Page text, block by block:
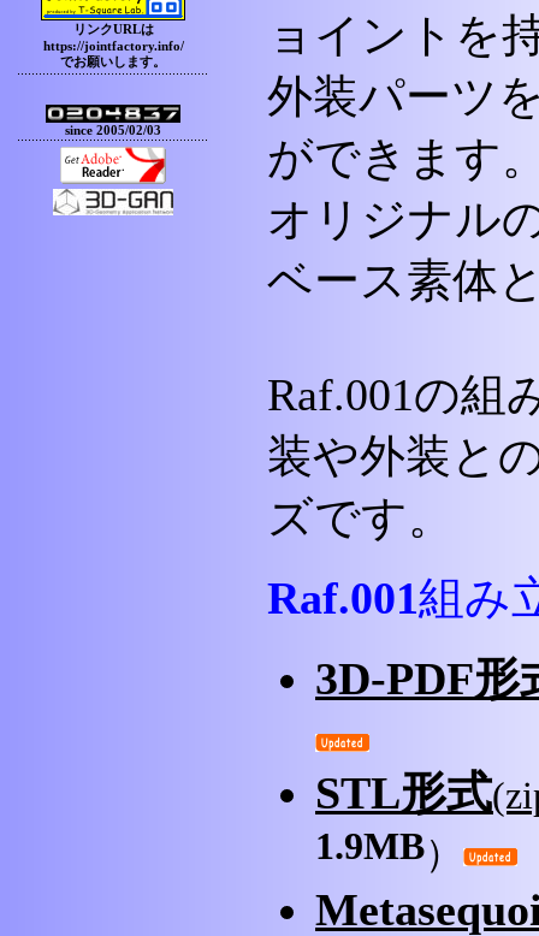
リンクURLは
https://jointfactory.info/
でお願いします。
since 2005/02/03
ョイントを
外装パーツ
ができます
オリジナル
ベース素体
Raf.001の組
装や外装と
ズです。
Raf.001組み
3D-PDF形
STL形式
1.9MB）